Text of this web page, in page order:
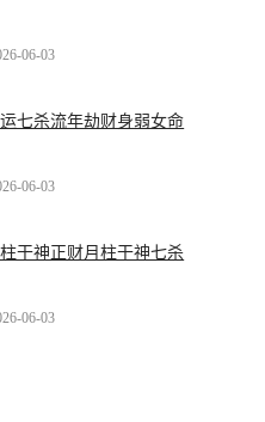
06-03
七杀流年劫财身弱女命
06-03
干神正财月柱干神七杀
06-03